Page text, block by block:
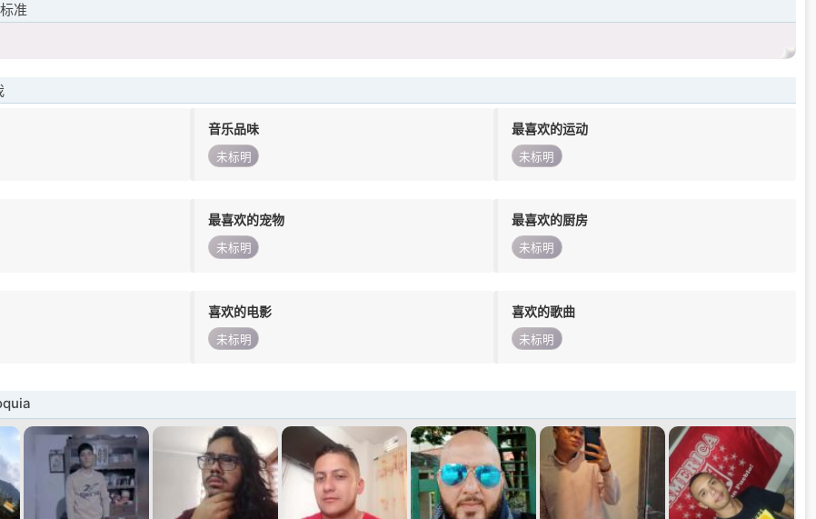
准
音乐品味
未标明
最喜欢的运动
未标明
最喜欢的宠物
未标明
最喜欢的厨房
未标明
喜欢的电影
未标明
喜欢的歌曲
未标明